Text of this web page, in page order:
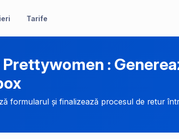
Tarife
:
formularul și finalizează procesul de retur